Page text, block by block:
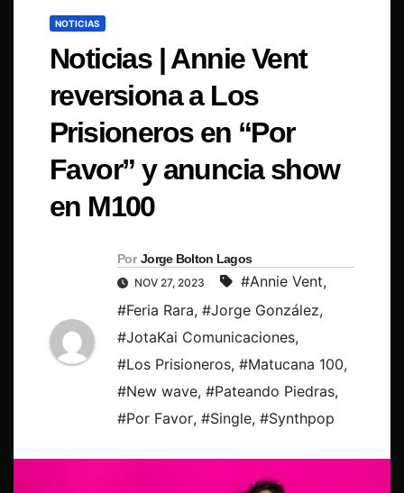
NOTICIAS
Noticias | Annie Vent
reversiona a Los
Prisioneros en “Por
Favor” y anuncia show
en M100
Por Jorge Bolton Lagos
NOV 27, 2023 #Annie Vent,
#Feria Rara, #Jorge González,
#JotaKai Comunicaciones,
#Los Prisioneros, #Matucana 100,
#New wave, #Pateando Piedras,
#Por Favor, #Single, #Synthpop